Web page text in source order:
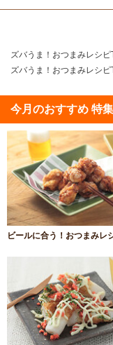
ズバうま！おつまみレシピ
ズバうま！おつまみレシピ
今月のおすすめ 特
ビールに合う！おつまみレ